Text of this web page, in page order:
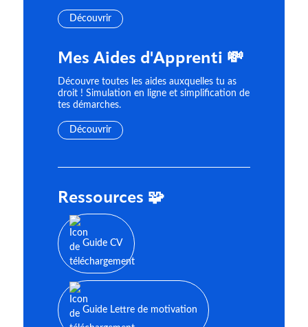
Découvrir
Mes Aides d'Apprenti 💸
Découvre toutes les aides auxquelles tu as
droit ! Simulation en ligne et simplification de
tes démarches.
Découvrir
Ressources 🧩
Guide CV
Guide Lettre de motivation